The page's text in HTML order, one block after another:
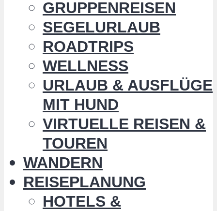
GRUPPENREISEN
SEGELURLAUB
ROADTRIPS
WELLNESS
URLAUB & AUSFLÜGE
MIT HUND
VIRTUELLE REISEN &
TOUREN
WANDERN
REISEPLANUNG
HOTELS &